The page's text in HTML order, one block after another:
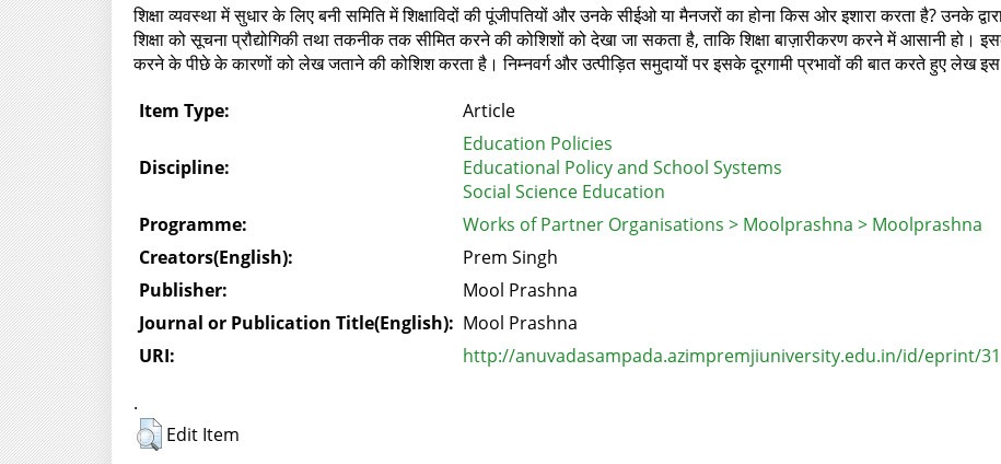
शिक्षा व्यवस्था में सुधार के लिए बनी समिति में शिक्षाविदों की पूंजीपतियों और उनके सीईओ या मैनजरों का होना किस ओर इशारा करता है? उनके
शिक्षा को सूचना प्रौद्योगिकी तथा तकनीक तक सीमित करने की कोशिशों को देखा जा सकता है, ताकि शिक्षा बाज़ारीकरण करने में आसानी हो।
करने के पीछे के कारणों को लेख जताने की कोशिश करता है। निम्‍नवर्ग और उत्पीड़ित समुदायों पर इसके दूरगामी प्रभावों की बात करते हुए लेख
Item Type:
Article
Discipline:
Education Policies
Educational Policy and School Systems
Social Science Education
Programme:
Works of Partner Organisations > Moolprashna > Moolprashna
Creators(English):
Prem Singh
Publisher:
Mool Prashna
Journal or Publication Title(English): Mool Prashna
URI:
http://anuvadasampada.azimpremjiuniversity.edu.in/id/eprint/
.
Edit Item